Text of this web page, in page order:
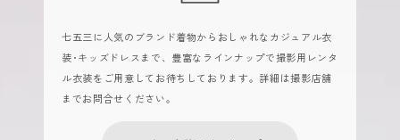
七五三に人気のブランド着物からおしゃれなカジュアル衣
装･キッズドレスまで、豊富なラインナップで撮影用レンタ
ル衣装をご用意してお待ちしております。詳細は撮影店舗
までお問合せください。